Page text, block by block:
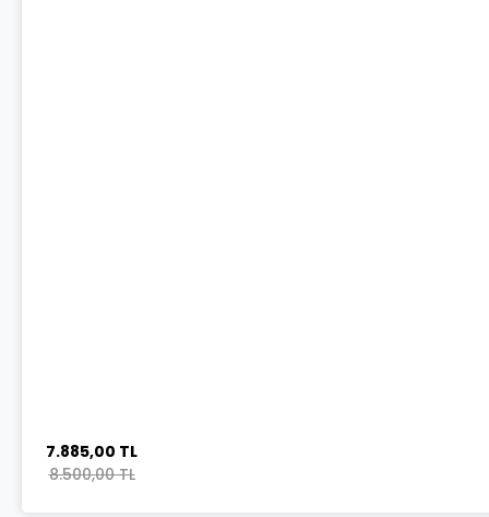
7.885,00 TL
8.500,00 TL